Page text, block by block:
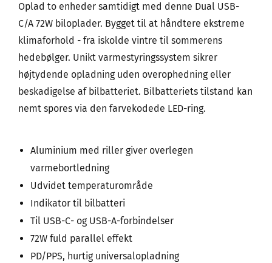
Oplad to enheder samtidigt med denne Dual USB-
C/A 72W biloplader. Bygget til at håndtere ekstreme
klimaforhold - fra iskolde vintre til sommerens
hedebølger. Unikt varmestyringssystem sikrer
højtydende opladning uden overophedning eller
beskadigelse af bilbatteriet. Bilbatteriets tilstand kan
nemt spores via den farvekodede LED-ring.
Aluminium med riller giver overlegen
varmebortledning
Udvidet temperaturområde
Indikator til bilbatteri
Til USB-C- og USB-A-forbindelser
72W fuld parallel effekt
PD/PPS, hurtig universalopladning